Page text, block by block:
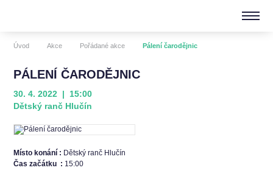
Úvod Akce Pořádané akce Pálení čarodějnic
PÁLENÍ ČARODĚJNIC
30. 4. 2022 | 15:00
Dětský ranč Hlučín
Místo konání : Dětský ranč Hlučín
Čas začátku : 15:00